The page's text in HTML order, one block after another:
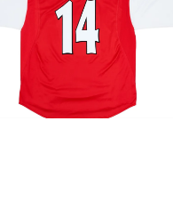
359.99£ · ca. €425
Trikot kaufen